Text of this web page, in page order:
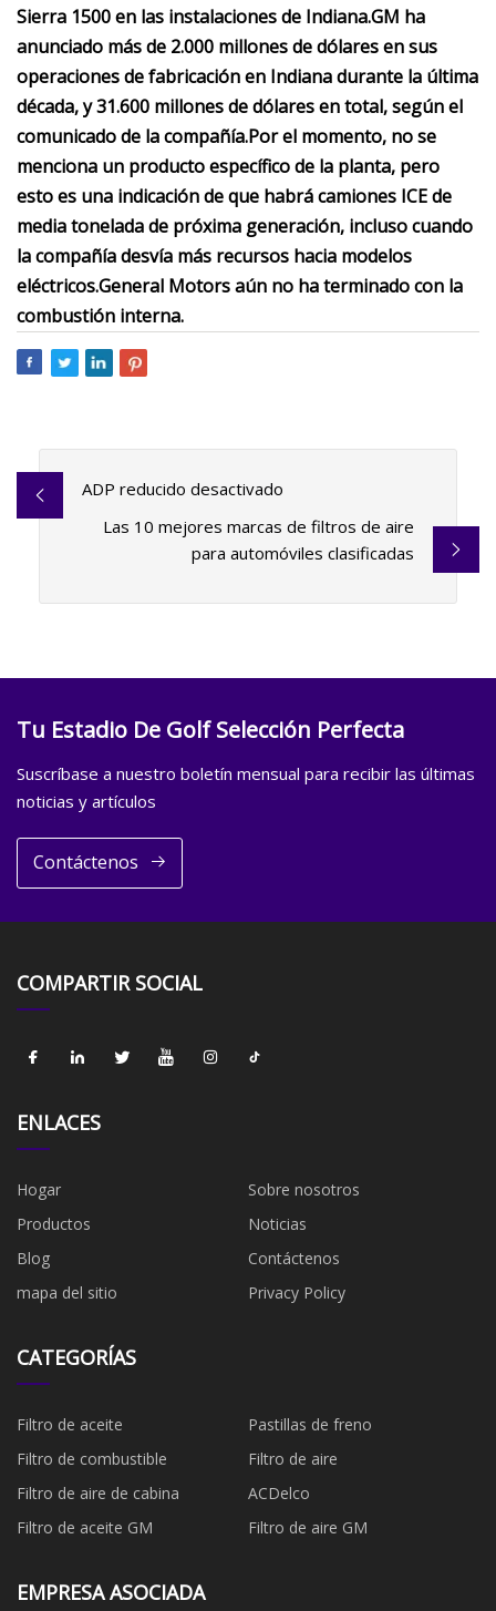
Sierra 1500 en las instalaciones de Indiana.GM ha
anunciado más de 2.000 millones de dólares en sus
operaciones de fabricación en Indiana durante la última
década, y 31.600 millones de dólares en total, según el
comunicado de la compañía.Por el momento, no se
menciona un producto específico de la planta, pero
esto es una indicación de que habrá camiones ICE de
media tonelada de próxima generación, incluso cuando
la compañía desvía más recursos hacia modelos
eléctricos.General Motors aún no ha terminado con la
combustión interna.
ADP reducido desactivado
Las 10 mejores marcas de filtros de aire
para automóviles clasificadas
Tu Estadio De Golf Selección Perfecta
Suscríbase a nuestro boletín mensual para recibir las últimas
noticias y artículos
Contáctenos
COMPARTIR SOCIAL
ENLACES
Hogar
Sobre nosotros
Productos
Noticias
Blog
Contáctenos
mapa del sitio
Privacy Policy
CATEGORÍAS
Filtro de aceite
Pastillas de freno
Filtro de combustible
​Filtro de aire
Filtro de aire de cabina
ACDelco
Filtro de aceite GM
Filtro de aire GM
EMPRESA ASOCIADA